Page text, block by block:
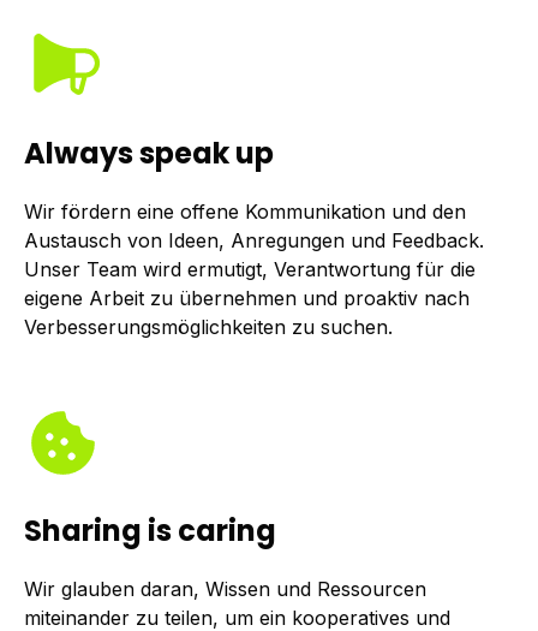
Always speak up
Wir fördern eine offene Kommu­nikation und den
Austausch von Ideen, Anre­gungen und Feedback.
Unser Team wird ermutigt, Verant­wortung für die
eigene Arbeit zu übernehmen und proaktiv nach
Verbesserungsmöglich­keiten zu suchen.
Sharing is caring
Wir glauben daran, Wissen und Ressourcen
miteinander zu teilen, um ein kooperatives und